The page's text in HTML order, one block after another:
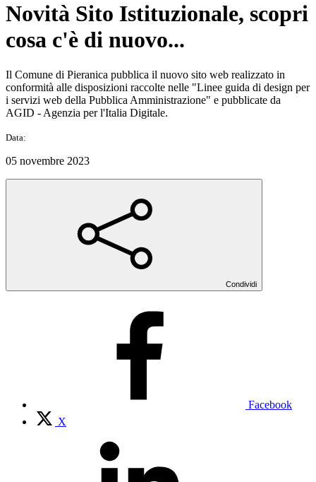
Novità Sito Istituzionale, scopri
cosa c'è di nuovo...
Il Comune di Pieranica pubblica il nuovo sito web realizzato in
conformità alle disposizioni raccolte nelle "Linee guida di design per
i servizi web della Pubblica Amministrazione" e pubblicate da
AGID - Agenzia per l'Italia Digitale.
Data:
05 novembre 2023
Condividi
Facebook
X